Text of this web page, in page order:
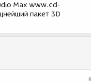
Max www.cd-
пакет 3D